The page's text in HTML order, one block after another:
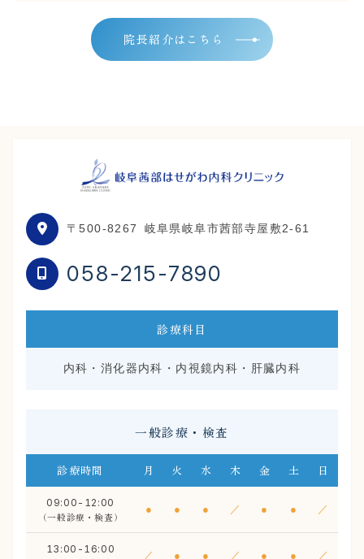
院長紹介はこちら
〒500-8267 岐阜県岐阜市茜部寺屋敷2-61
058-215-7890
診療科目
内科・消化器内科・内視鏡内科・肝臓内科
一般診療・検査
診療時間 月 火 水 木 金 土 日
09:00-12:00
（一般診療・検査）
● ● ● ／ ● ● ／
13:00-16:00
／ ● ● ／ ● ● ／